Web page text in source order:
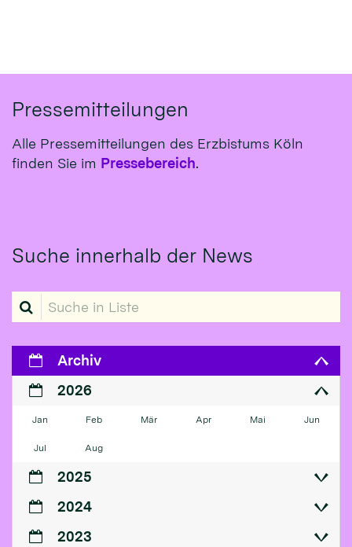
Pressemitteilungen
Alle Pressemitteilungen des Erzbistums Köln
finden Sie im Pressebereich.
Suche innerhalb der News
Suche in Liste
Archiv
2026
Jan Feb Mär Apr Mai Jun
Jul Aug
2025
2024
2023